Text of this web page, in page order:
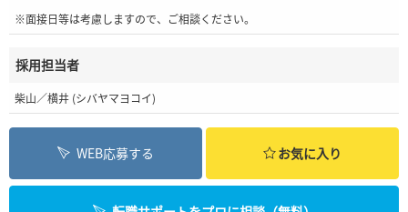
※面接日等は考慮しますので、ご相談ください。
採用担当者
柴山／横井 (シバヤマヨコイ)
WEB応募する お気に入り